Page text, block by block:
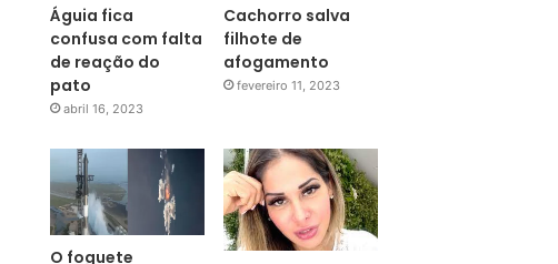
Águia fica
confusa com falta
de reação do
pato
abril 16, 2023
Cachorro salva
filhote de
afogamento
fevereiro 11, 2023
O foguete